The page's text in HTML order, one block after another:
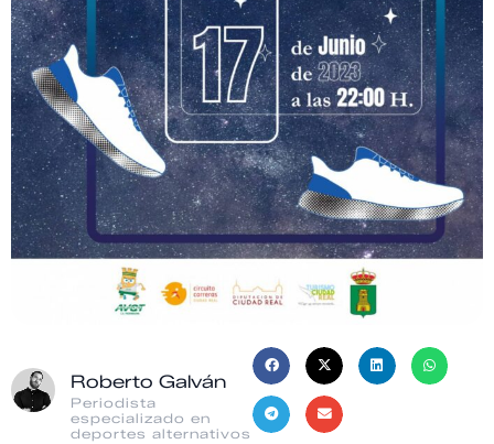
Roberto Galván
Periodista
especializado en
deportes alternativos